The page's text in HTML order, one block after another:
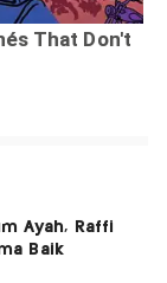
Ayah, Raffi
Baik